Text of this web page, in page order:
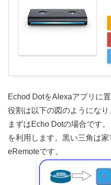
Echod DotをAlexaアプリに
役割は以下の図のようになり
まずはEcho Dotの場合です
を利用します。黒い三角は
eRemoteです。